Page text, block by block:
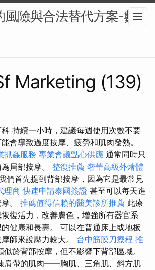
風險與合法替代方案-數
Marketing (139)
持續一小時，建議每週使用次數不要
會導致過度按摩、疲勞和肌肉發熱。
抓姦服務 專業會議點心供應 通常同時只
局部按摩。 整復推薦 奢華高級外燴體
們首先提到背部按摩，因為它是最常見
理商 快速申請泰國簽證 甚至可以每天進
。 推薦值得信賴的醫美診所推薦 此療
復活力，改善膚色，增強所有器官系
健康和長壽。 可以在普通床上或地板
師來說壓力較大。 台中筋膜刀療程 推
似於背部按摩，但不影響下背部區域。
肩帶的肌肉——胸肌、三角肌、斜方肌